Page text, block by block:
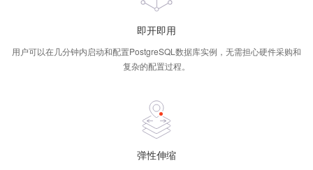
即开即用
用户可以在几分钟内启动和配置PostgreSQL数据库实例，无需担心硬件采购和
复杂的配置过程。
弹性伸缩